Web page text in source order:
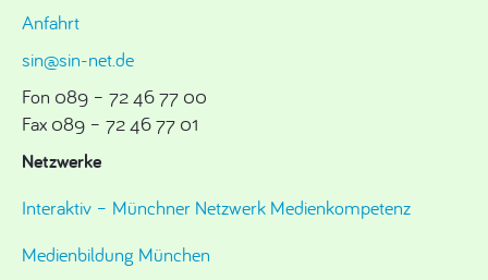
Anfahrt
sin@sin-net.de
Fon 089 – 72 46 77 00
Fax 089 – 72 46 77 01
Netzwerke
Interaktiv – Münchner Netzwerk Medienkompetenz
Medienbildung München